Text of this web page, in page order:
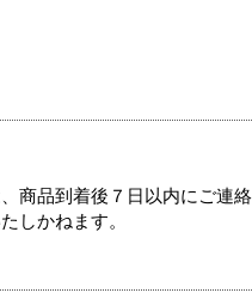
商品到着後７日以内にご連
しかねます。